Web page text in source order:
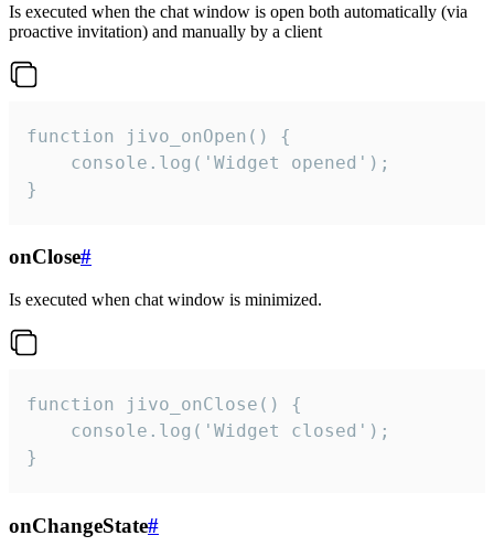
Is executed when the chat window is open both automatically (via
proactive invitation) and manually by a client
function jivo_onOpen() {
    console.log('Widget opened');
}
onClose#
Is executed when chat window is minimized.
function jivo_onClose() {
    console.log('Widget closed');
}
onChangeState#